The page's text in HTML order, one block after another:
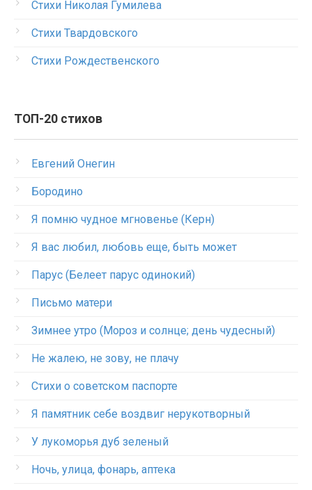
Стихи Николая Гумилева
Стихи Твардовского
Стихи Рождественского
ТОП-20 стихов
Евгений Онегин
Бородино
Я помню чудное мгновенье (Керн)
Я вас любил, любовь еще, быть может
Парус (Белеет парус одинокий)
Письмо матери
Зимнее утро (Мороз и солнце; день чудесный)
Не жалею, не зову, не плачу
Стихи о советском паспорте
Я памятник себе воздвиг нерукотворный
У лукоморья дуб зеленый
Ночь, улица, фонарь, аптека